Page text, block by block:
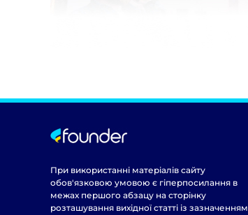
При використанні матеріалів сайту
обов'язковою умовою є гіперпосилання в
межах першого абзацу на сторінку
розташування вихідної статті із зазначенням